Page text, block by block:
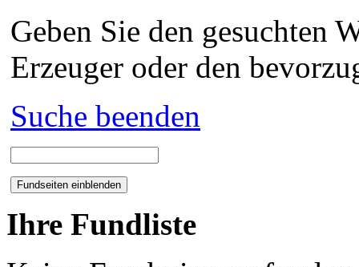
Geben Sie den gesuchten
Erzeuger oder den
Suche beenden
Ihre Fundliste